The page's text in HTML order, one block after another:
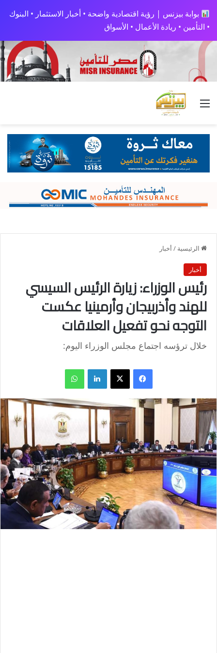
بوابة بيزنس | رؤية اقتصادية واضحة • أخبار الاستثمار • البنوك
• التأمين • ريادة الأعمال • الأسواق
القائمة
الرئيسية / أخبار
أخبار
رئيس الوزراء: زيارة الرئيس السيسي
للهند وأذربيجان وأرمينيا عكست
التوجه نحو تفعيل العلاقات
خلال ترؤسه اجتماع مجلس الوزراء اليوم:
فيسبوك X لينكدإن